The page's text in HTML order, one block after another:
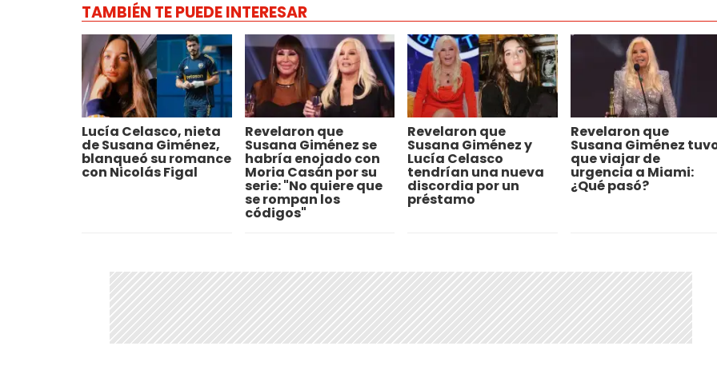
TAMBIÉN TE PUEDE INTERESAR
Lucía Celasco, nieta
de Susana Giménez,
blanqueó su romance
con Nicolás Figal
Revelaron que
Susana Giménez se
habría enojado con
Moria Casán por su
serie: "No quiere que
se rompan los
códigos"
Revelaron que
Susana Giménez y
Lucía Celasco
tendrían una nueva
discordia por un
préstamo
Revelaron que
Susana Giménez
que viajar de
urgencia a Miami:
¿Qué pasó?